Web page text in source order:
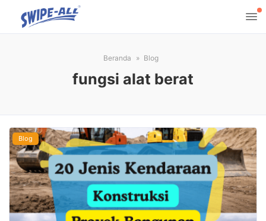
Beranda Blog
fungsi alat berat
Blog